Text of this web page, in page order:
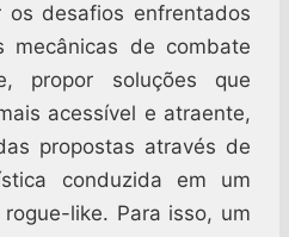
os desafios enfrentados
mecânicas de combate
propor soluções que
acessível e atraente,
propostas através de
conduzida em um
like. Para isso, um